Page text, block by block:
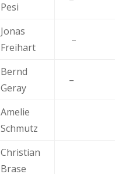
Pesi
Jonas
Freihart
–
Bernd
Geray
–
Amelie
Schmutz
Christian
Brase